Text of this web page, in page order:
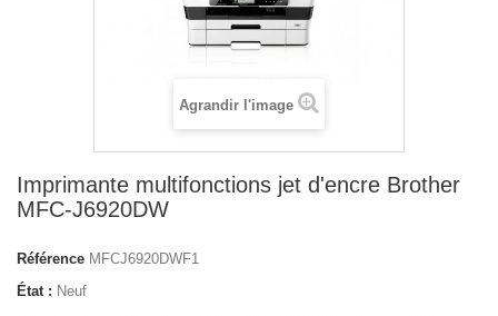
Agrandir l'image
Imprimante multifonctions jet d'encre Brother
MFC-J6920DW
Référence MFCJ6920DWF1
État : Neuf